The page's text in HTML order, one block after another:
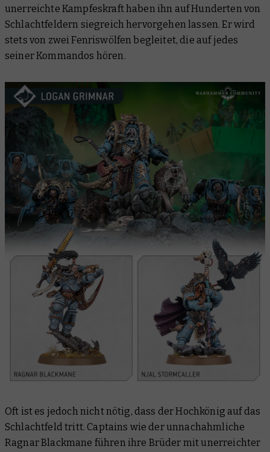
unerreichte Kampfeskraft haben ihn auf Hunderten von
Schlachtfeldern siegreich hervorgehen lassen. Er wird
stets von zwei Fenriswölfen begleitet, die auf jedes
seiner Kommandos hören.
Oft ist es jedoch nicht nötig, dass der Hochkönig auf das
Schlachtfeld tritt. Captains wie der unnachahmliche
Ragnar Blackmane führen ihre Brüder mit unerreichter